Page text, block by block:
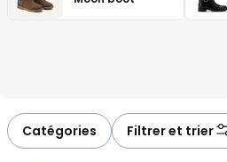
Catégories Filtrer et trier